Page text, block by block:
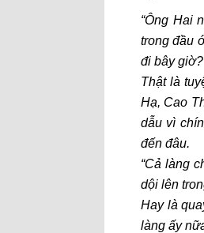
“Ông Hai
trong đầu
đi bây giờ?
Thật là
Hạ, Cao
dẫu vì
đến đâu.
“Cả làng
dội lên
Hay là
làng ấy